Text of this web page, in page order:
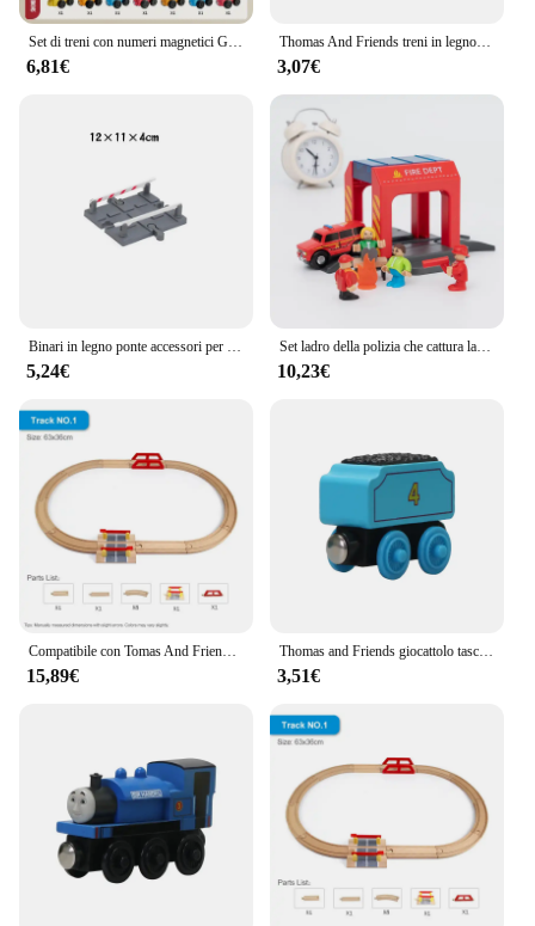
Set di treni con numeri magnetici Giocattoli educativi per l'apprendimento digitale 14 pezzi
6,81€
Thomas And Friends treni in legno binari collegabili magnetici treni giocattoli Handel Molley Lady Diesol Oliver Donald giocattoli educativi
3,07€
Binari in legno ponte accessori per binari ferroviari stazione ferroviaria gru a Tunnel adatta a tutte le marche giocattoli educativi per binari in legno per bambini
5,24€
Set ladro della polizia che cattura la tuta da costruzione compatibile con i giocattoli per bambini della stazione di polizia in plastica del giocattolo della pista del treno in legno
10,23€
15,89€
Thomas and Friends giocattolo tascabile in legno modello di treno Molley Gold Diesel Lady Toby Railway Road Track giocattolo educativo regalo per ragazzi
3,51€